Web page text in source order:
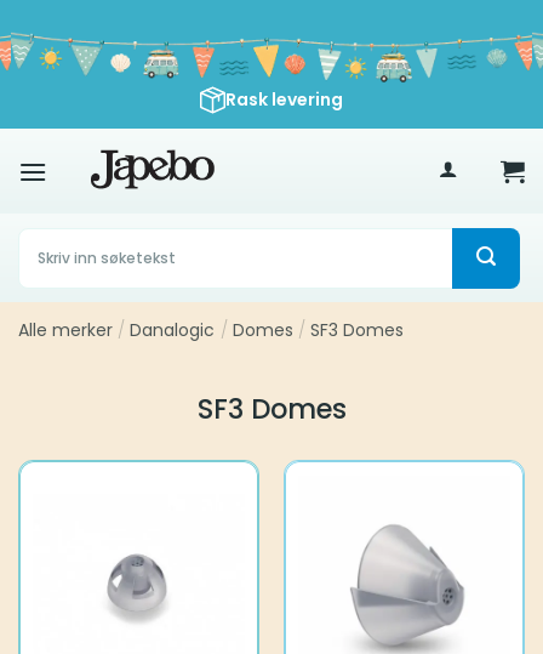
to
content
Rask levering
Søk
etter:
Alle merker / Danalogic / Domes / SF3 Domes
SF3 Domes